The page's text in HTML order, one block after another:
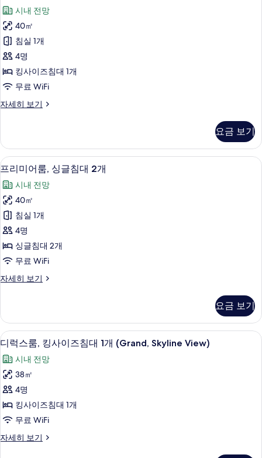
모
두
보
기
개,
코
너
자
세
히
보
기
리
미
어
룸,
킹
사
이
즈
대
개
사
진
모
두
보
기
시내 전망
40㎡
침실 1개
4명
킹사이즈침대 1개
무료 WiFi
자세히 보기
프
룸,
킹
사
즈
침
대
개
자
세
히
기
요금 보기
프
리
미
어
룸,
싱
글
침
대
개
사
진
모
두
보
기
12
프리미어룸, 싱글침대 2개
시내 전망
40㎡
침실 1개
4명
싱글침대 2개
무료 WiFi
자세히 보기
프
룸,
싱
글
침
대
2
자
세
히
보
기
요금 보기
디
럭
스
룸,
킹
사
이
즈
디럭스룸, 킹사이즈침대 1개 (Grand,
7
디럭스룸, 킹사이즈침대 1개 (Grand, Skyline View)
시내 전망
38㎡
4명
킹사이즈침대 1개
무료 WiFi
자세히 보기
디